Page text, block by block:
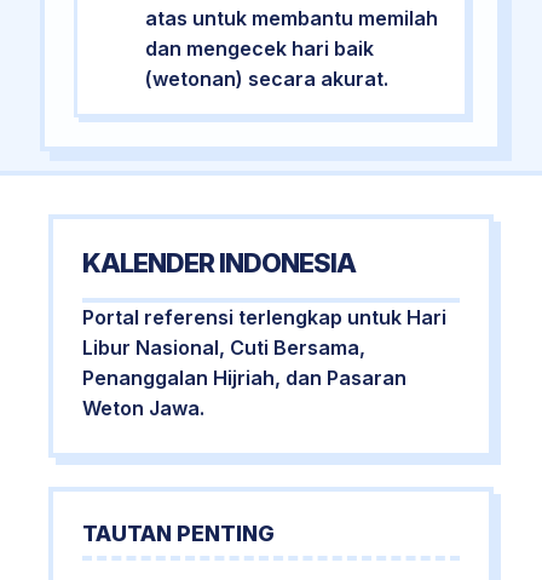
atas untuk membantu memilah
dan mengecek hari baik
(wetonan) secara akurat.
KALENDER INDONESIA
Portal referensi terlengkap untuk Hari
Libur Nasional, Cuti Bersama,
Penanggalan Hijriah, dan Pasaran
Weton Jawa.
TAUTAN PENTING